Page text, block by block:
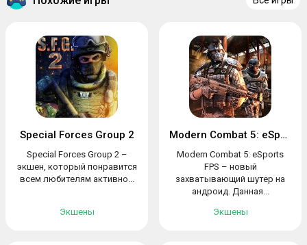
Special Forces Group 2
Special Forces Group 2 –
экшен, который понравится
всем любителям активно...
Экшены
Modern Combat 5: eSports FPS
Modern Combat 5: eSports
FPS – новый
захватывающий шутер на
андроид. Данная...
Экшены